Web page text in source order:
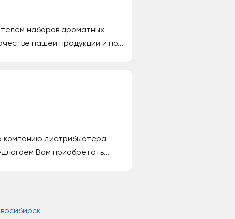
наборов ароматных
нашей продукции и по...
компанию дистрибьютера
Вам приобретать...